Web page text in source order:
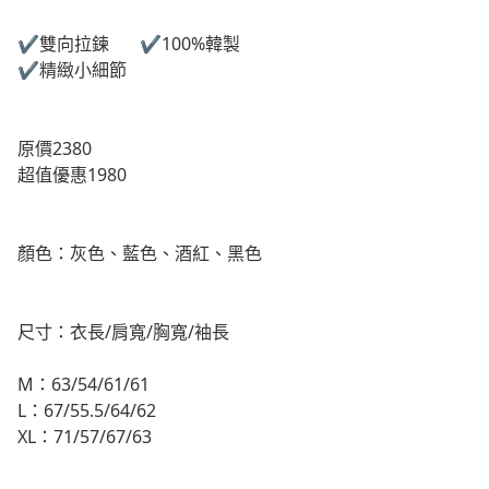
✔️雙向拉鍊 ✔️100%韓製
✔️精緻小細節
原價2380
超值優惠1980
顏色：灰色、藍色、酒紅、黑色
尺寸：衣長/肩寬/胸寬/袖長
M：63/54/61/61
L：67/55.5/64/62
XL：71/57/67/63